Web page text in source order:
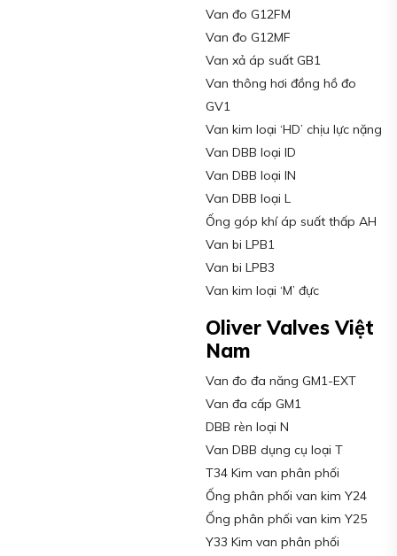
Van đo G12FM
Van đo G12MF
Van xả áp suất GB1
Van thông hơi đồng hồ đo
GV1
Van kim loại ‘HD’ chịu lực nặng
Van DBB loại ID
Van DBB loại IN
Van DBB loại L
Ống góp khí áp suất thấp AH
Van bi LPB1
Van bi LPB3
Van kim loại ‘M’ đực
Oliver Valves Việt
Nam
Van đo đa năng GM1-EXT
Van đa cấp GM1
DBB rèn loại N
Van DBB dụng cụ loại T
T34 Kim van phân phối
Ống phân phối van kim Y24
Ống phân phối van kim Y25
Y33 Kim van phân phối